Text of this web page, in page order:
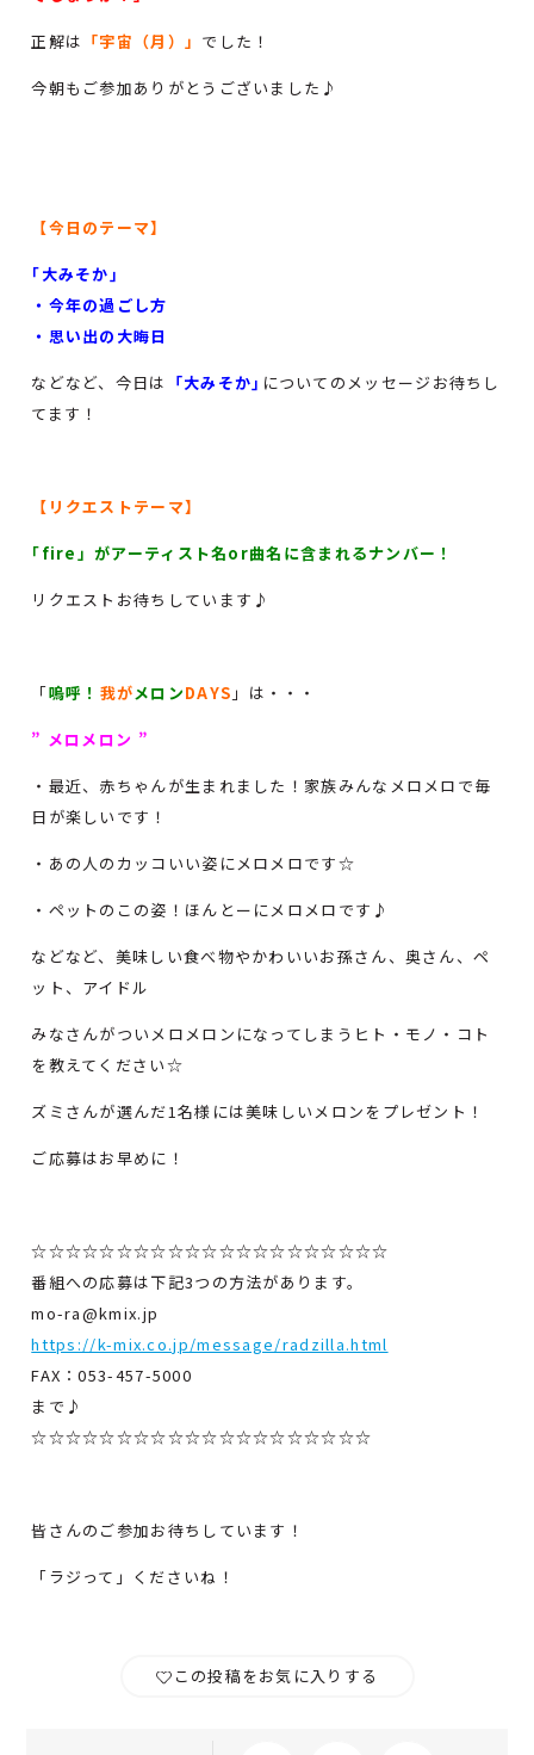
正解は 「宇宙（月）」 でした！
今朝もご参加ありがとうございました♪
【今日のテーマ】
｢大みそか｣
・今年の過ごし方
・思い出の大晦日
などなど、今日は 「大みそか｣ についてのメッセージお待ちし
てます！
【リクエストテーマ】
｢fire」がアーティスト名or曲名に含まれるナンバー！
リクエストお待ちしています♪
「嗚呼！ 我がメロンDAYS 」は・・・
” メロメロン ”
・最近、赤ちゃんが生まれました！家族みんなメロメロで毎
日が楽しいです！
・あの人のカッコいい姿にメロメロです☆
・ペットのこの姿！ほんとーにメロメロです♪
などなど、美味しい食べ物やかわいいお孫さん、奥さん、ペ
ット、アイドル
みなさんがついメロメロンになってしまうヒト・モノ・コト
を教えてください☆
ズミさんが選んだ1名様には美味しいメロンをプレゼント！
ご応募はお早めに！
☆☆☆☆☆☆☆☆☆☆☆☆☆☆☆☆☆☆☆☆☆
番組への応募は下記3つの方法があります。
mo-ra@kmix.jp
https://k-mix.co.jp/message/radzilla.html
FAX：053-457-5000
まで♪
☆☆☆☆☆☆☆☆☆☆☆☆☆☆☆☆☆☆☆☆
皆さんのご参加お待ちしています！
「ラジって」くださいね！
この投稿をお気に入りする